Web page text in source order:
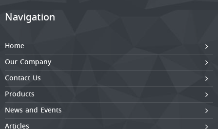
Navigation
Home
Our Company
Contact Us
Products
News and Events
Articles